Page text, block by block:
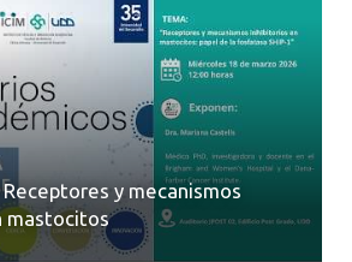
y mecanismos
mastocitos